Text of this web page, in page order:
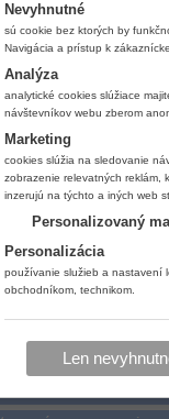
Nevyhnutné
sú cookie bez ktorých by
Navigácia a prístup k
Analýza
analytické cookies slúžiace
návštevníkov webu zberom
Marketing
cookies slúžia na sledovanie
zobrazenie relevatných reklám,
inzerujú na týchto a iných web
Personalizovaný
Personalizácia
používanie služieb a nastavení
obchodníkom, technikom.
Len